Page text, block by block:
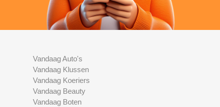
Vandaag Auto's
Vandaag Klussen
Vandaag Koeriers
Vandaag Beauty
Vandaag Boten